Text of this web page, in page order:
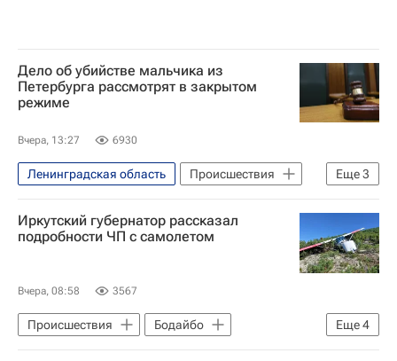
Дело об убийстве мальчика из
Петербурга рассмотрят в закрытом
режиме
Вчера, 13:27 6930
Еще3
Ленинградская область
Происшествия
Санкт-Петербург
Красносельский район
Иркутский губернатор рассказал
подробности ЧП с самолетом
Вчера, 08:58 3567
Еще4
Происшествия
Бодайбо
Иркутская область